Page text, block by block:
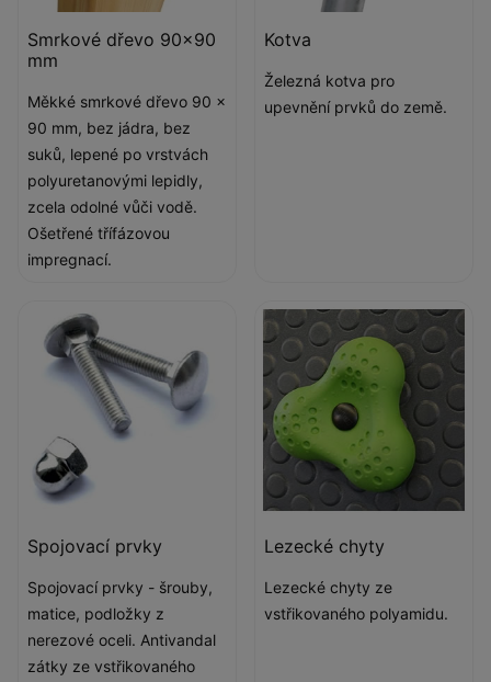
Smrkové dřevo 90x90
mm
Měkké smrkové dřevo 90 x
90 mm, bez jádra, bez
suků, lepené po vrstvách
polyuretanovými lepidly,
zcela odolné vůči vodě.
Ošetřené třífázovou
impregnací.
Kotva
Železná kotva pro
upevnění prvků do země.
Spojovací prvky
Spojovací prvky - šrouby,
matice, podložky z
nerezové oceli. Antivandal
zátky ze vstřikovaného
Lezecké chyty
Lezecké chyty ze
vstřikovaného polyamidu.